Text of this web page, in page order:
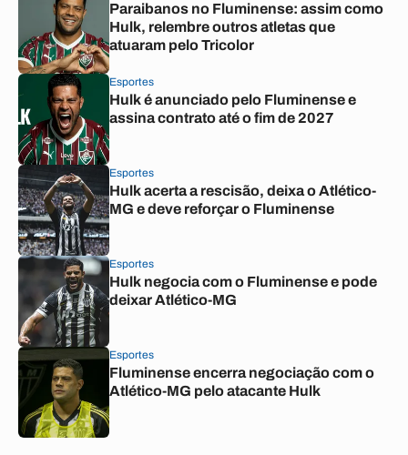
Paraibanos no Fluminense: assim como
Hulk, relembre outros atletas que
atuaram pelo Tricolor
Esportes
Hulk é anunciado pelo Fluminense e
assina contrato até o fim de 2027
Esportes
Hulk acerta a rescisão, deixa o Atlético-
MG e deve reforçar o Fluminense
Esportes
Hulk negocia com o Fluminense e pode
deixar Atlético-MG
Esportes
Fluminense encerra negociação com o
Atlético-MG pelo atacante Hulk